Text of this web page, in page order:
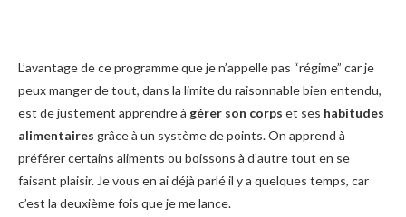
L’avantage de ce programme que je n’appelle pas “régime” car je
peux manger de tout, dans la limite du raisonnable bien entendu,
est de justement apprendre à gérer son corps et ses habitudes
alimentaires grâce à un système de points. On apprend à
préférer certains aliments ou boissons à d’autre tout en se
faisant plaisir. Je vous en ai déjà parlé il y a quelques temps, car
c’est la deuxième fois que je me lance.